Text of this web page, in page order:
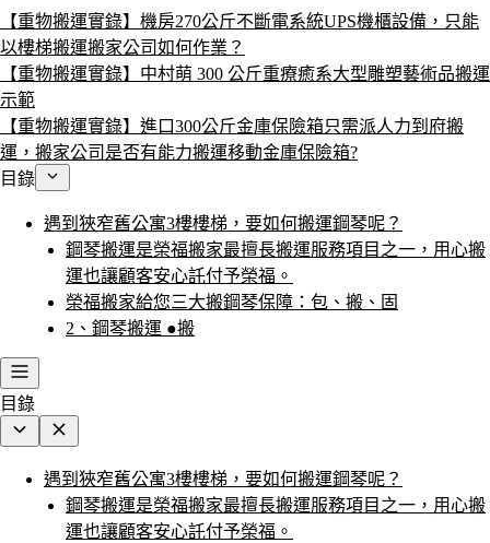
【重物搬運實錄】機房270公斤不斷電系統UPS機櫃設備，只能
以樓梯搬運搬家公司如何作業？
【重物搬運實錄】中村萌 300 公斤重療癒系大型雕塑藝術品搬運
示範
【重物搬運實錄】進口300公斤金庫保險箱只需派人力到府搬
運，搬家公司是否有能力搬運移動金庫保險箱?
目錄
遇到狹窄舊公寓3樓樓梯，要如何搬運鋼琴呢？
鋼琴搬運是榮福搬家最擅長搬運服務項目之一，用心搬
運也讓顧客安心託付予榮福。
榮福搬家給您三大搬鋼琴保障：包、搬、固
2、鋼琴搬運 ●搬
目錄
遇到狹窄舊公寓3樓樓梯，要如何搬運鋼琴呢？
鋼琴搬運是榮福搬家最擅長搬運服務項目之一，用心搬
運也讓顧客安心託付予榮福。